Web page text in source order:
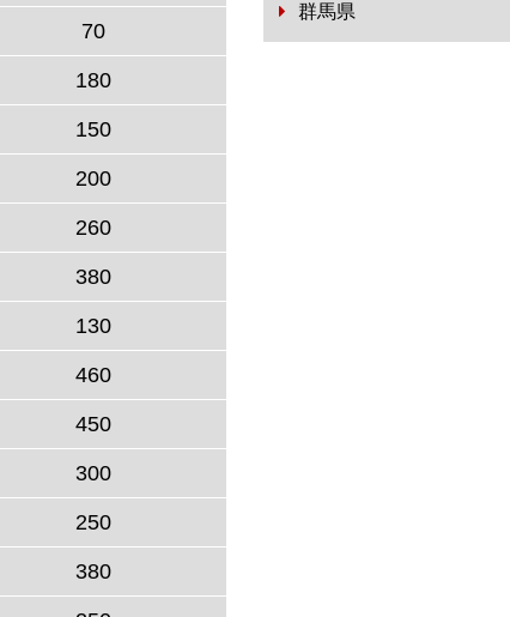
70
180
150
200
260
380
130
460
450
300
250
380
群馬県